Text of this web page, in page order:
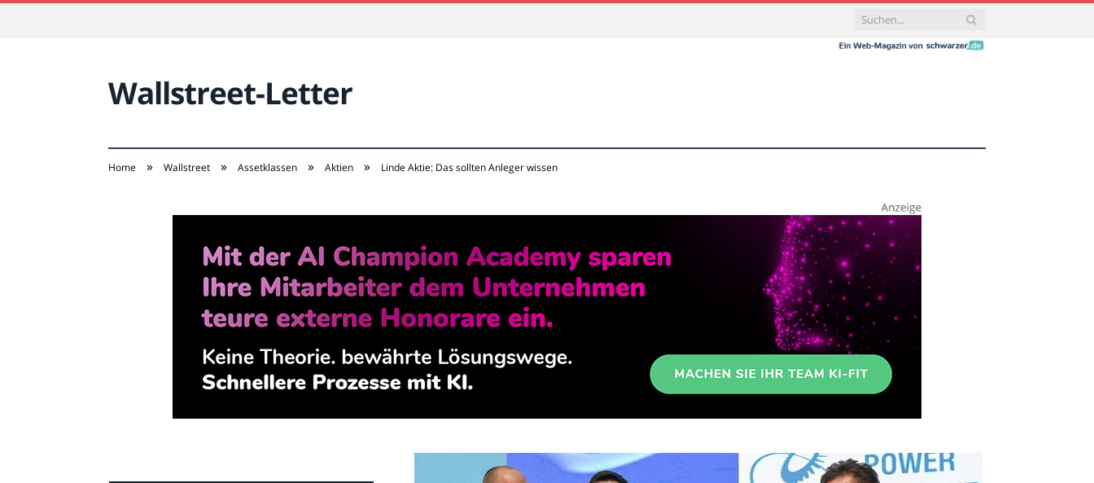
Wallstreet-Letter
Home » Wallstreet » Assetklassen » Aktien » Linde Aktie: Das sollten Anleger wissen